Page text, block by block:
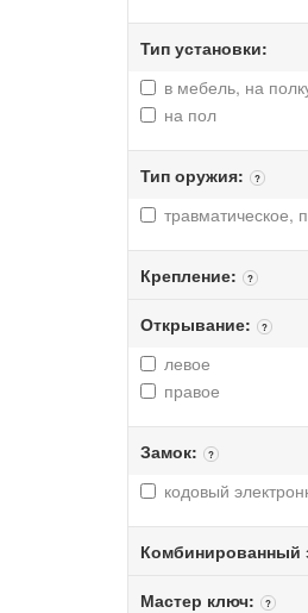
Тип установки:
в мебель, на
на пол
Тип оружия: ?
травматическое,
Крепление: ?
Открывание: ?
левое
правое
Замок: ?
кодовый
Комбинированный
Мастер ключ: ?